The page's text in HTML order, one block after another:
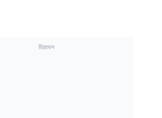
विज्ञापन